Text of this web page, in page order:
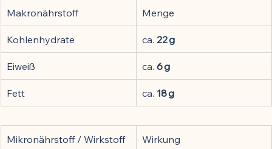
Makronährstoff Menge
Kohlenhydrate ca. 22 g
Eiweiß ca. 6 g
Fett ca. 18 g
Mikronährstoff / Wirkstoff Wirkung